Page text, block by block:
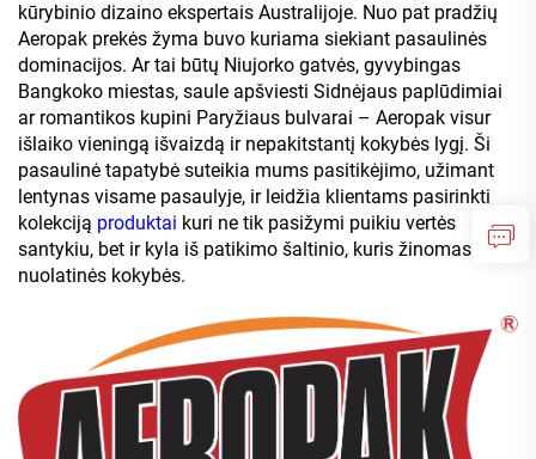
kūrybinio dizaino ekspertais Australijoje. Nuo pat pradžių
Aeropak prekės žyma buvo kuriama siekiant pasaulinės
dominacijos. Ar tai būtų Niujorko gatvės, gyvybingas
Bangkoko miestas, saule apšviesti Sidnėjaus paplūdimiai
ar romantikos kupini Paryžiaus bulvarai – Aeropak visur
išlaiko vieningą išvaizdą ir nepakitstantį kokybės lygį. Ši
pasaulinė tapatybė suteikia mums pasitikėjimo, užimant
lentynas visame pasaulyje, ir leidžia klientams pasirinkti
kolekciją produktai kuri ne tik pasižymi puikiu vertės
santykiu, bet ir kyla iš patikimo šaltinio, kuris žinomas dėl
nuolatinės kokybės.